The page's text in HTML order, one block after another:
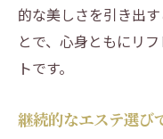
的な美しさを引き出
とで、心身ともにリ
トです。
継続的なエステ選び